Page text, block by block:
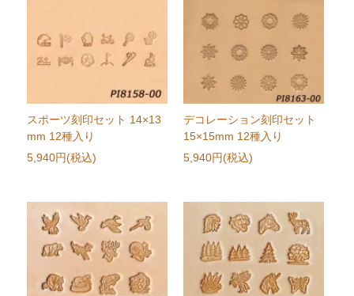
スポーツ刻印セット 14×13
mm 12種入り
5,940円(税込)
デコレーション刻印セット
15×15mm 12種入り
5,940円(税込)